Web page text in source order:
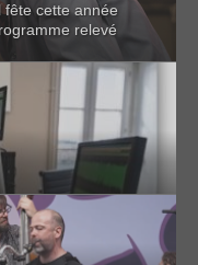
fête cette année
relevé